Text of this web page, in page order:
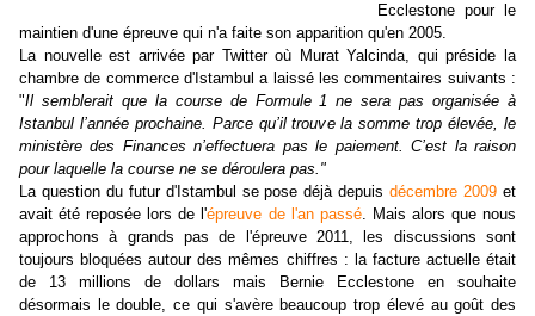
Ecclestone pour le
maintien d'une épreuve qui n'a faite son apparition qu'en 2005.
La nouvelle est arrivée par Twitter où Murat Yalcinda, qui préside la
chambre de commerce d'Istambul a laissé les commentaires suivants :
"Il semblerait que la course de Formule 1 ne sera pas organisée à
Istanbul l’année prochaine. Parce qu’il trouve la somme trop élevée, le
ministère des Finances n’effectuera pas le paiement. C’est la raison
pour laquelle la course ne se déroulera pas."
La question du futur d'Istambul se pose déjà depuisdécembre 2009 et
avait été reposée lors de l'épreuve de l'an passé. Mais alors que nous
approchons à grands pas de l'épreuve 2011, les discussions sont
toujours bloquées autour des mêmes chiffres : la facture actuelle était
de 13 millions de dollars mais Bernie Ecclestone en souhaite
désormais le double, ce qui s'avère beaucoup trop élevé au goût des